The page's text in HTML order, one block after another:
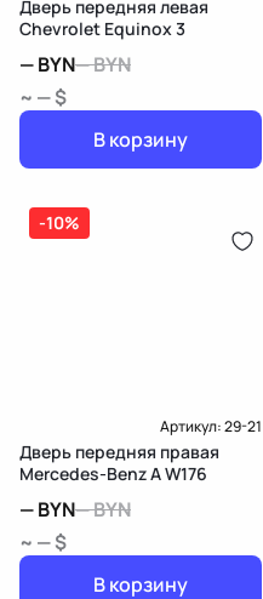
Дверь передняя левая
Chevrolet Equinox 3
—BYN—BYN
~ — $
В корзину
-10%
Артикул:29-21
Дверь передняя правая
Mercedes-Benz A W176
—BYN—BYN
~ — $
В корзину